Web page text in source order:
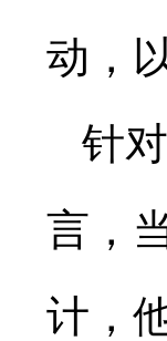
动，
针
言，
计，